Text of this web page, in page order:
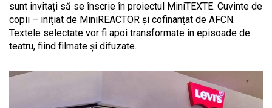
sunt invitați să se înscrie în proiectul MiniTEXTE. Cuvinte de
copii – inițiat de MiniREACTOR și cofinanțat de AFCN.
Textele selectate vor fi apoi transformate în episoade de
teatru, fiind filmate și difuzate…